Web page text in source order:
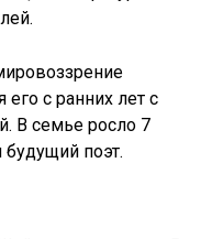
его с ранних лет с
В семье росло 7
поэт.